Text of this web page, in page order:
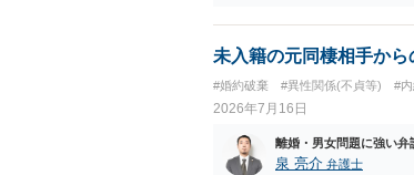
金銭であったと評価される
いうLINEや誓約書は、裁判
から100万円を貸付扱いに変
正当な権利がないのに利益
はないかと存じます。 ④ 私
再婚したが主人はお金に厳
未入籍の元同棲相手か
#婚約破棄 #異性関係(不貞等) #
2026年7月16日
離婚・男女問題に強い弁
泉 亮介 弁護士